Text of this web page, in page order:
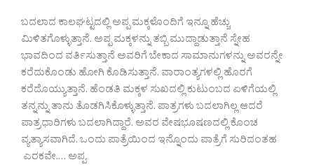
ಬದಲಾದ ಕಾಲಘಟ್ಟದಲ್ಲಿ ಅಪ್ಪ ಮಕ್ಕಳೊಂದಿಗೆ ಇನ್ನೂ ಹೆಚ್ಚು
ಮಿಳಿತಗೊಳ್ಳುತ್ತಾನೆ. ಅಪ್ಪ ಮಕ್ಕಳನ್ನು ತಬ್ಬಿ ಮುದ್ದಾಡುತ್ತಾನೆ ಸ್ನೇಹ
ಭಾವದಿಂದ ವರ್ತಿಸುತ್ತಾನೆ ಅವರಿಗೆ ಬೇಕಾದ ಸಾಮಾನುಗಳನ್ನು ಅವರನ್ನೇ
ಕರೆದುಕೊಂಡು ಹೋಗಿ ಕೊಡಿಸುತ್ತಾನೆ. ವಾರಾಂತ್ಯಗಳಲ್ಲಿ ಹೊರಗೆ
ಕರೆದೊಯ್ಯುತ್ತಾನೆ. ಹೆಂಡತಿ ಮಕ್ಕಳ ಸುಖದಲ್ಲಿ ಕುಟುಂಬದ ಏಳಿಗೆಯಲ್ಲಿ
ತನ್ನನ್ನು ತಾನು ತೊಡಗಿಸಿಕೊಳ್ಳುತ್ತಾನೆ. ಪಾತ್ರಗಳು ಬದಲಾಗಿಲ್ಲ ಆದರೆ
ಪಾತ್ರಧಾರಿಗಳು ಬದಲಾಗಿದ್ದಾರೆ. ಅವರ ವೇಷಭೂಷಣದಲ್ಲಿ ಕೊಂಚ
ವ್ಯತ್ಯಾಸವಾಗಿದೆ. ಒಂದು ಪಾತ್ರೆಯಿಂದ ಇನ್ನೊಂದು ಪಾತ್ರೆಗೆ ಸುರಿದಂತಹ
ಎರಕವೇ.‌‌… ಅಪ್ಪ.